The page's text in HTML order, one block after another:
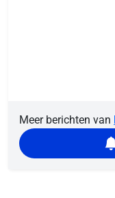
Meer berichten van